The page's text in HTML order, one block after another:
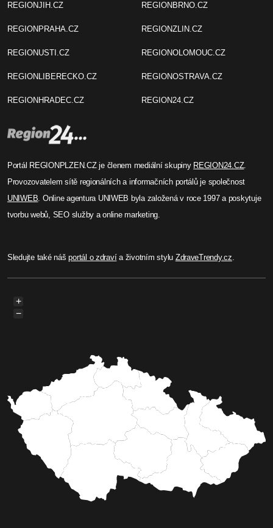
REGIONJIH.CZ
REGIONPRAHA.CZ
REGIONUSTI.CZ
REGIONLIBERECKO.CZ
REGIONHRADEC.CZ
REGIONBRNO.CZ
REGIONZLIN.CZ
REGIONOLOMOUC.CZ
REGIONOSTRAVA.CZ
REGION24.CZ
Portál REGIONPLZEN.CZ je členem mediální skupiny REGION24.CZ.
Provozovatelem sítě regionálních a informačních portálů je společnost
UNIWEB. Online agentura UNIWEB byla založená v roce 1997 a poskytuje
tvorbu webů, SEO služby a online marketing.
Sledujte také nášportál o zdravía životním stylu ZdraveTrendy.cz.
+
−